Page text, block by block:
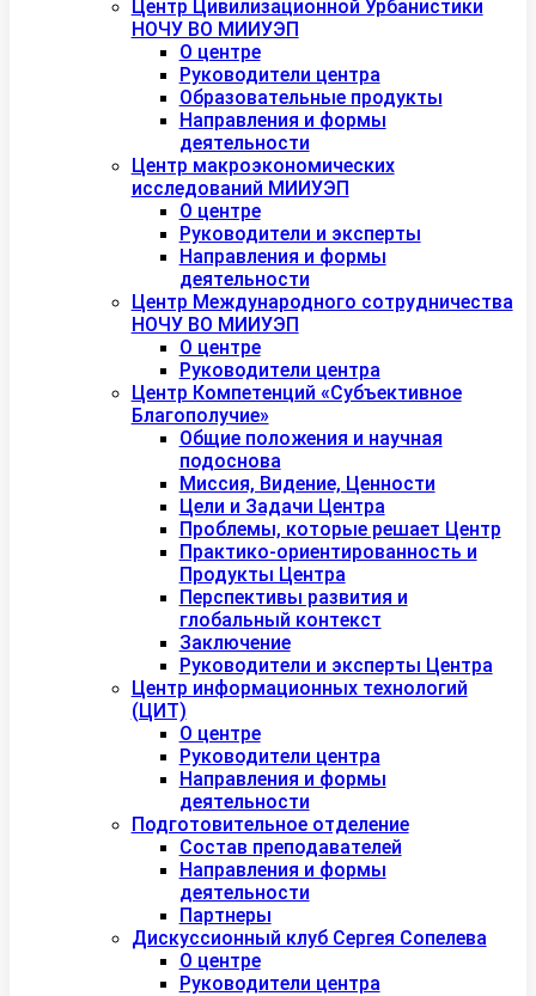
Центр Цивилизационной Урбанистики
НОЧУ ВО МИИУЭП
О центре
Руководители центра
Образовательные продукты
Направления и формы
деятельности
Центр макроэкономических
исследований МИИУЭП
О центре
Руководители и эксперты
Направления и формы
деятельности
Центр Международного сотрудничества
НОЧУ ВО МИИУЭП
О центре
Руководители центра
Центр Компетенций «Субъективное
Благополучие»
Общие положения и научная
подоснова
Миссия, Видение, Ценности
Цели и Задачи Центра
Проблемы, которые решает Центр
Практико-ориентированность и
Продукты Центра
Перспективы развития и
глобальный контекст
Заключение
Руководители и эксперты Центра
Центр информационных технологий
(ЦИТ)
О центре
Руководители центра
Направления и формы
деятельности
Подготовительное отделение
Состав преподавателей
Направления и формы
деятельности
Партнеры
Дискуссионный клуб Сергея Сопелева
О центре
Руководители центра